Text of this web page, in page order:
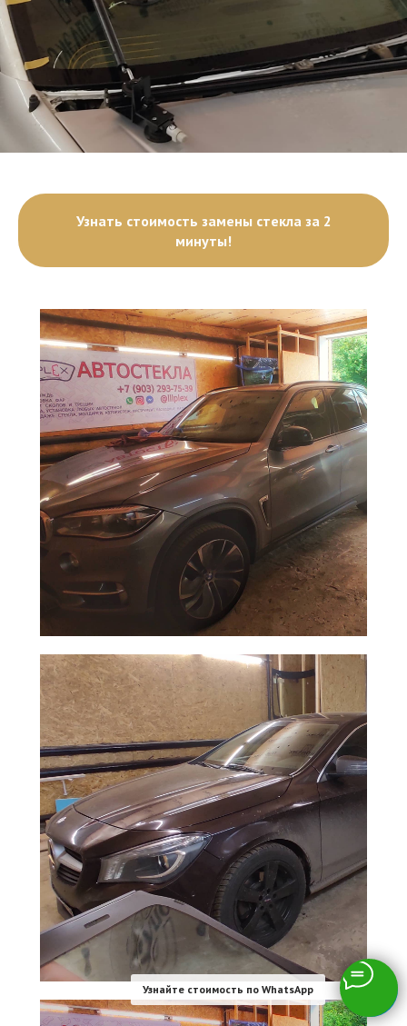
Узнайте стоимость по WhatsApp
Узнать стоимость замены стекла за 2
минуты!